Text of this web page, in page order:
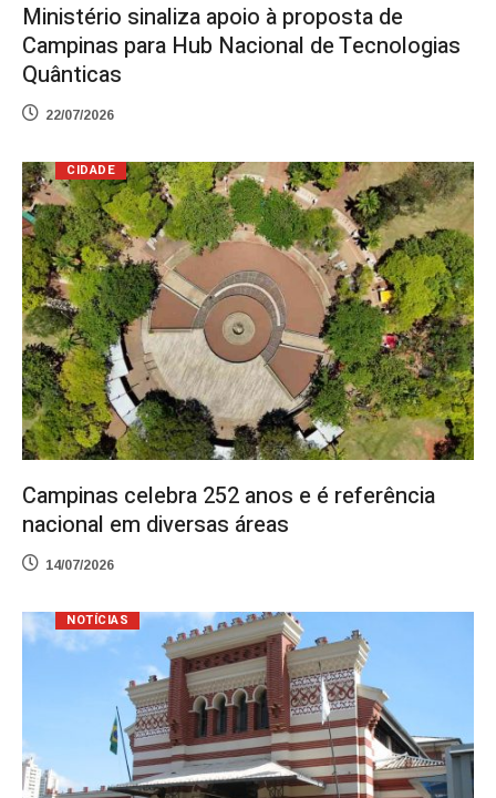
Ministério sinaliza apoio à proposta de
Campinas para Hub Nacional de Tecnologias
Quânticas
22/07/2026
CIDADE
Campinas celebra 252 anos e é referência
nacional em diversas áreas
14/07/2026
NOTÍCIAS